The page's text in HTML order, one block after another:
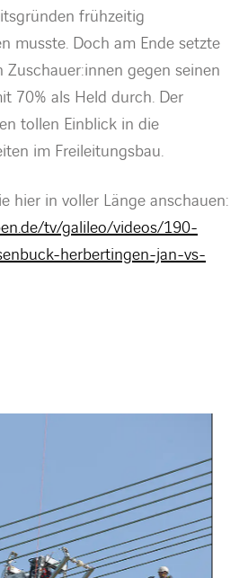
frühzeitig
musste. Doch am Ende setzte
gegen seinen
70% als Held durch. Der
tollen Einblick in die
im Freileitungsbau.
hier in voller Länge anschauen:
tv/galileo/videos/190-
herbertingen-jan-vs-